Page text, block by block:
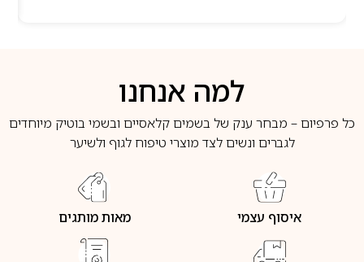
למה אנחנו
כל פרפיום – מבחר ענק של בשמים קלאסיים ובשמי בוטיק מיוחדים
לגברים ונשים לצד מוצרי טיפוח לגוף ולשיער
איסוף עצמי מאות מותגים